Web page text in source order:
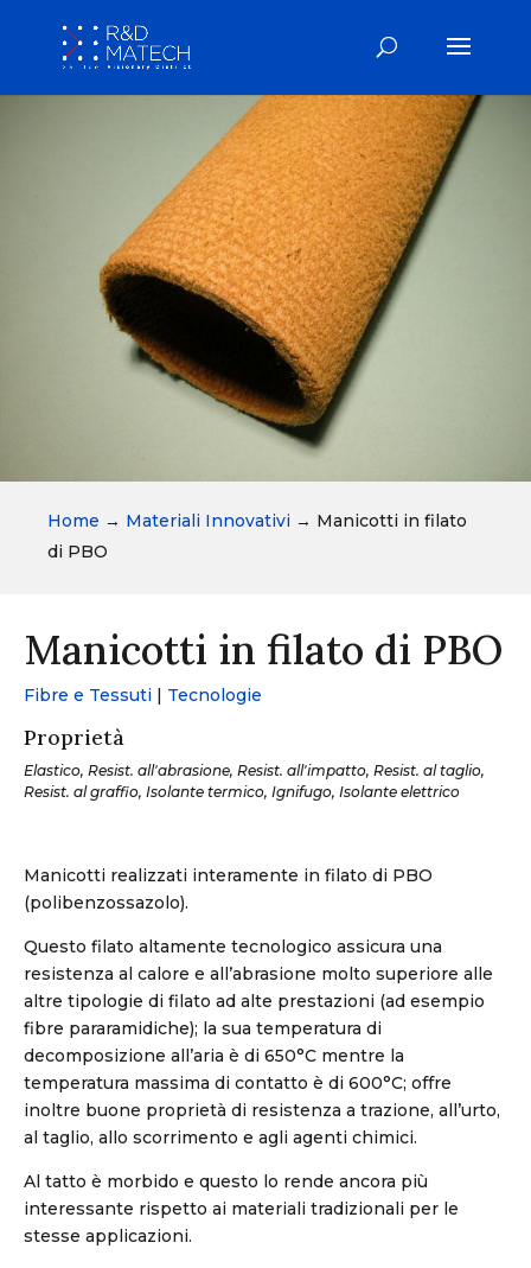
Home → Materiali Innovativi → Manicotti in filato
di PBO
Manicotti in filato di PBO
Fibre e Tessuti | Tecnologie
Proprietà
Elastico, Resist. all'abrasione, Resist. all'impatto, Resist. al taglio,
Resist. al graffio, Isolante termico, Ignifugo, Isolante elettrico
Manicotti realizzati interamente in filato di PBO
(polibenzossazolo).
Questo filato altamente tecnologico assicura una
resistenza al calore e all’abrasione molto superiore alle
altre tipologie di filato ad alte prestazioni (ad esempio
fibre pararamidiche); la sua temperatura di
decomposizione all’aria è di 650°C mentre la
temperatura massima di contatto è di 600°C; offre
inoltre buone proprietà di resistenza a trazione, all’urto,
al taglio, allo scorrimento e agli agenti chimici.
Al tatto è morbido e questo lo rende ancora più
interessante rispetto ai materiali tradizionali per le
stesse applicazioni.